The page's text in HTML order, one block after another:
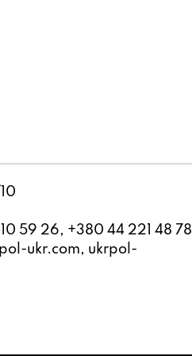
59 26, +380 44 221 48 78
ukr.com, ukrpol-